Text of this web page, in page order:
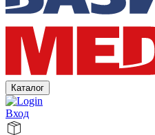
Каталог
Вход